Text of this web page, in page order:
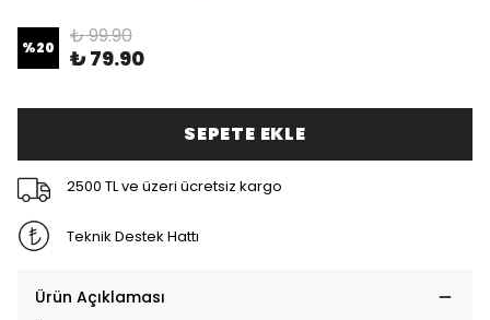
%20 ₺ 99.90
₺ 79.90
SEPETE EKLE
2500 TL ve üzeri ücretsiz kargo
Teknik Destek Hattı
Ürün Açıklaması